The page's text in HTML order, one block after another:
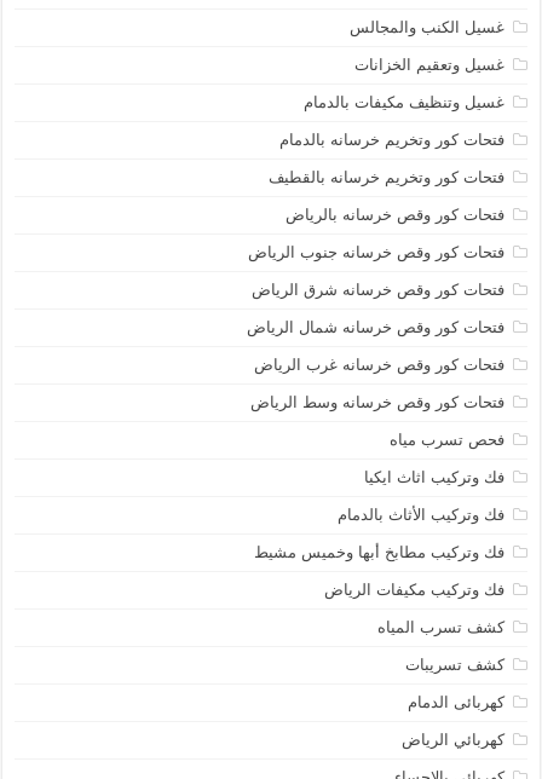
غسيل الكنب والمجالس
غسيل وتعقيم الخزانات
غسيل وتنظيف مكيفات بالدمام
فتحات كور وتخريم خرسانه بالدمام
فتحات كور وتخريم خرسانه بالقطيف
فتحات كور وقص خرسانه بالرياض
فتحات كور وقص خرسانه جنوب الرياض
فتحات كور وقص خرسانه شرق الرياض
فتحات كور وقص خرسانه شمال الرياض
فتحات كور وقص خرسانه غرب الرياض
فتحات كور وقص خرسانه وسط الرياض
فحص تسرب مياه
فك وتركيب اثاث ايكيا
فك وتركيب الأثاث بالدمام
فك وتركيب مطابخ أبها وخميس مشيط
فك وتركيب مكيفات الرياض
كشف تسرب المياه
كشف تسريبات
كهربائى الدمام
كهربائي الرياض